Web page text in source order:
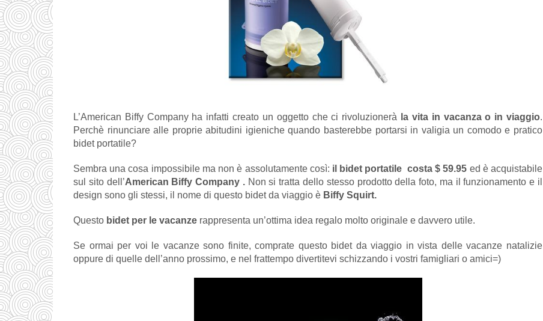
L’American Biffy Company ha infatti creato un oggetto che ci rivoluzionerà la vita in vacanza o in viaggio.
Perchè rinunciare alle proprie abitudini igieniche quando basterebbe portarsi in valigia un comodo e pratico
bidet portatile?
Sembra una cosa impossibile ma non è assolutamente così: il bidet portatile costa $ 59.95 ed è acquistabile
sul sito dell’American Biffy Company . Non si tratta dello stesso prodotto della foto, ma il funzionamento e il
design sono gli stessi, il nome di questo bidet da viaggio è Biffy Squirt.
Questo bidet per le vacanze rappresenta un’ottima idea regalo molto originale e davvero utile.
Se ormai per voi le vacanze sono finite, comprate questo bidet da viaggio in vista delle vacanze natalizie
oppure di quelle dell’anno prossimo, e nel frattempo divertitevi schizzando i vostri famigliari o amici=)